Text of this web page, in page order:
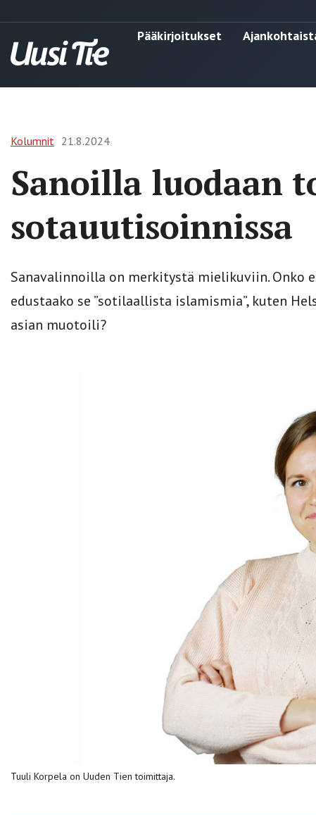
Pääkirjoitukset
Kolumnit 21.8.2024
Sanoilla luodaan
sotauutisoinnissa
Sanavalinnoilla on merkitystä mielikuviin. Onko
edustaako se ”sotilaallista islamismia”, kuten
asian muotoili?
Tuuli Korpela on Uuden Tien toimittaja.